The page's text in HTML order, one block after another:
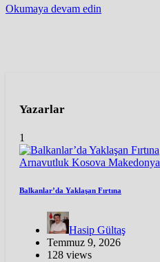
Okumaya devam edin
Yazarlar
1
Arnavutluk Kosova Makedonya
Balkanlar’da Yaklaşan Fırtına
Hasip Gültaş
Temmuz 9, 2026
128 views